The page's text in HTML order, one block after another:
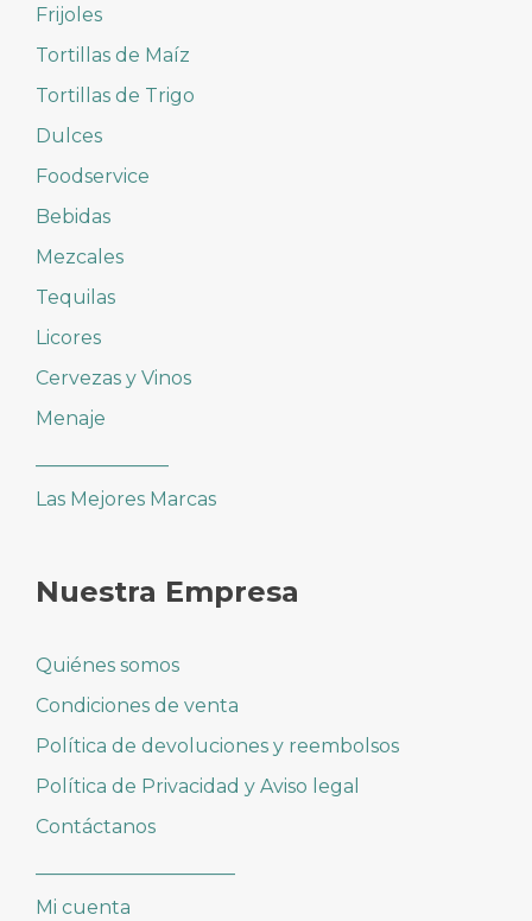
Frijoles
Tortillas de Maíz
Tortillas de Trigo
Dulces
Foodservice
Bebidas
Mezcales
Tequilas
Licores
Cervezas y Vinos
Menaje
Las Mejores Marcas
Nuestra Empresa
Quiénes somos
Condiciones de venta
Política de devoluciones y reembolsos
Política de Privacidad y Aviso legal
Contáctanos
Mi cuenta